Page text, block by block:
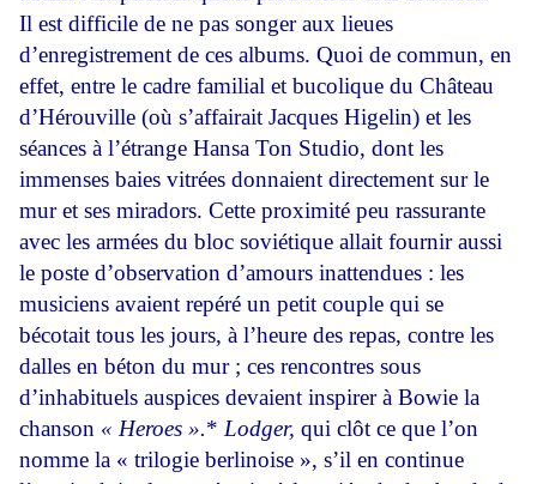
Il est difficile de ne pas songer aux lieues
d’enregistrement de ces albums. Quoi de commun, en
effet, entre le cadre familial et bucolique du Château
d’Hérouville (où s’affairait Jacques Higelin) et les
séances à l’étrange Hansa Ton Studio, dont les
immenses baies vitrées donnaient directement sur le
mur et ses miradors. Cette proximité peu rassurante
avec les armées du bloc soviétique allait fournir aussi
le poste d’observation d’amours inattendues : les
musiciens avaient repéré un petit couple qui se
bécotait tous les jours, à l’heure des repas, contre les
dalles en béton du mur ; ces rencontres sous
d’inhabituels auspices devaient inspirer à Bowie la
chanson « Heroes ».* Lodger, qui clôt ce que l’on
nomme la « trilogie berlinoise », s’il en continue